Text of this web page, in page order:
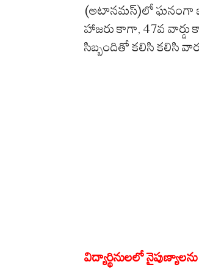
(అటానమస్)లో ఘనంగా
హాజరు కాగా, 47వ వార్డు
సిబ్బందితో కలిసి కలిసి
విద్యార్థినులలో